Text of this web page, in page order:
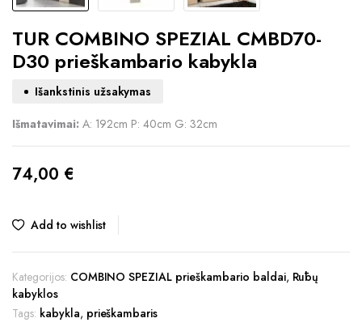
TUR COMBINO SPEZIAL CMBD70-
D30 prieškambario kabykla
Išankstinis užsakymas
Išmatavimai: A: 192cm P: 40cm G: 32cm
74,00 €
Add to wishlist
Kategorijos: COMBINO SPEZIAL prieškambario baldai, Rūbų
kabyklos
Tags: kabykla, prieškambaris